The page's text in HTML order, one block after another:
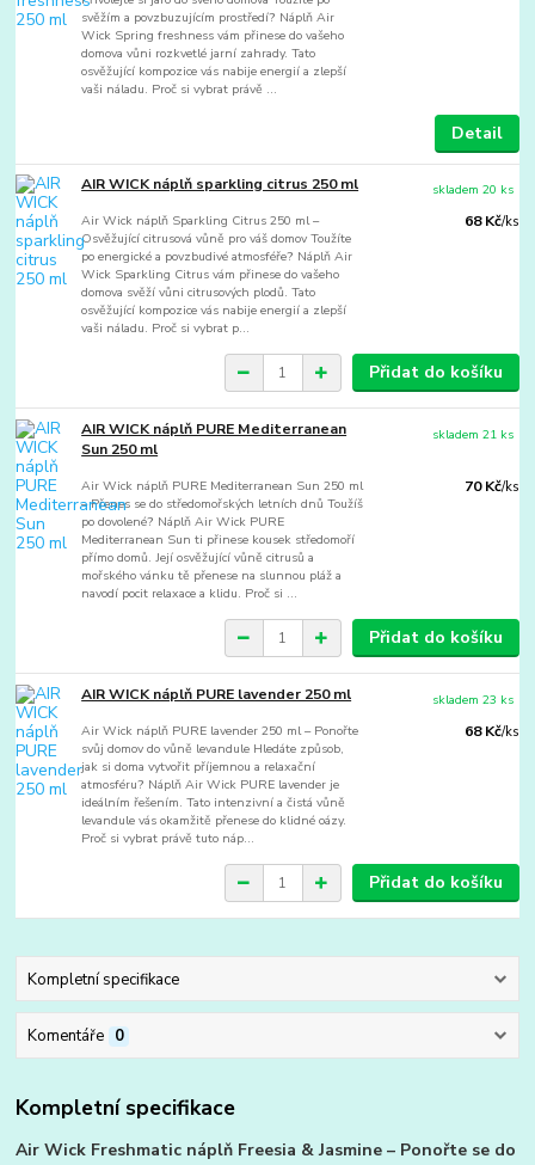
svěžím a povzbuzujícím prostředí? Náplň Air
Wick Spring freshness vám přinese do vašeho
domova vůni rozkvetlé jarní zahrady. Tato
osvěžující kompozice vás nabije energií a zlepší
vaši náladu. Proč si vybrat právě ...
Detail
AIR WICK náplň sparkling citrus 250 ml
Air Wick náplň Sparkling Citrus 250 ml –
Osvěžující citrusová vůně pro váš domov Toužíte
po energické a povzbudivé atmosféře? Náplň Air
Wick Sparkling Citrus vám přinese do vašeho
domova svěží vůni citrusových plodů. Tato
osvěžující kompozice vás nabije energií a zlepší
vaši náladu. Proč si vybrat p...
68 Kč/ks
skladem 20 ks
Přidat do košíku
AIR WICK náplň PURE Mediterranean
Sun 250 ml
Air Wick náplň PURE Mediterranean Sun 250 ml
– Přenes se do středomořských letních dnů Toužíš
po dovolené? Náplň Air Wick PURE
Mediterranean Sun ti přinese kousek středomoří
přímo domů. Její osvěžující vůně citrusů a
mořského vánku tě přenese na slunnou pláž a
navodí pocit relaxace a klidu. Proč si ...
70 Kč/ks
skladem 21 ks
Přidat do košíku
AIR WICK náplň PURE lavender 250 ml
Air Wick náplň PURE lavender 250 ml – Ponořte
svůj domov do vůně levandule Hledáte způsob,
jak si doma vytvořit příjemnou a relaxační
atmosféru? Náplň Air Wick PURE lavender je
ideálním řešením. Tato intenzivní a čistá vůně
levandule vás okamžitě přenese do klidné oázy.
Proč si vybrat právě tuto náp...
68 Kč/ks
skladem 23 ks
Přidat do košíku
Kompletní specifikace
Komentáře 0
Kompletní specifikace
Air Wick Freshmatic náplň Freesia & Jasmine – Ponořte se do